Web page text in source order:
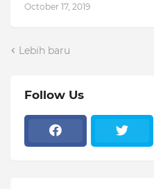
October 17, 2019
Lebih baru
Follow Us